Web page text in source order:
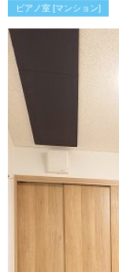
ピアノ室 [マンション]